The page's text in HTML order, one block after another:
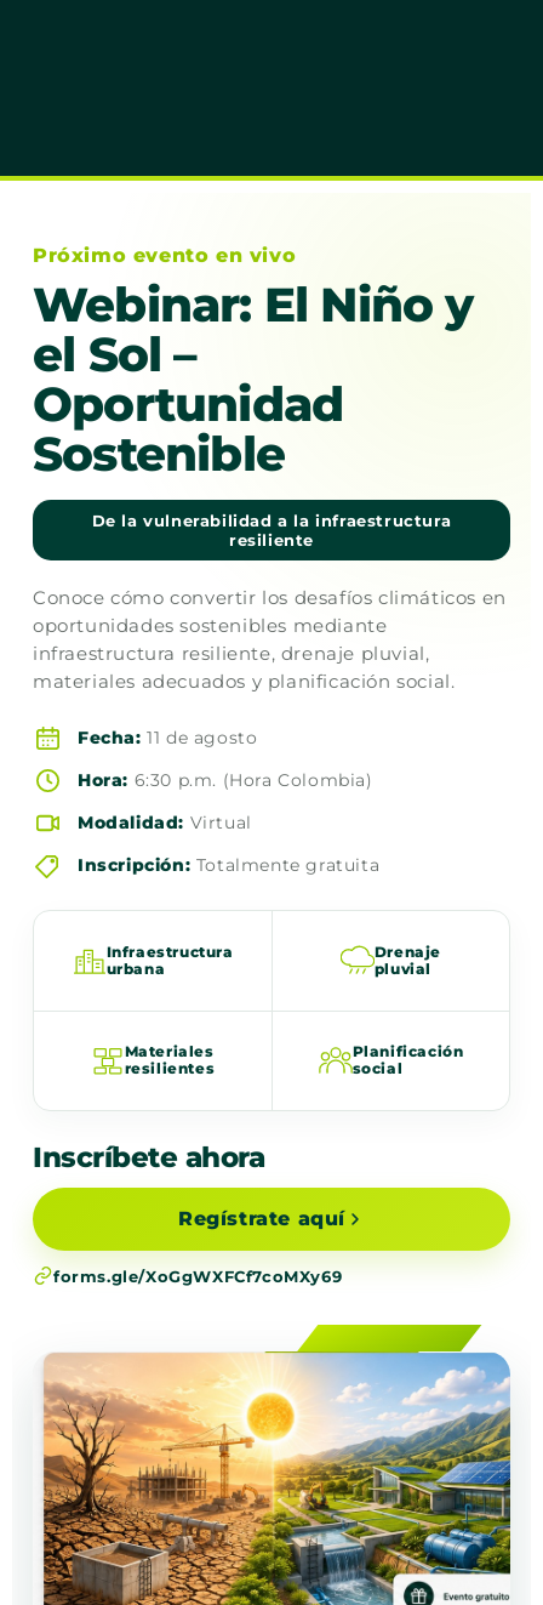
Próximo evento en vivo
Webinar: El Niño y
el Sol –
Oportunidad
Sostenible
De la vulnerabilidad a la infraestructura
resiliente
Conoce cómo convertir los desafíos climáticos en
oportunidades sostenibles mediante
infraestructura resiliente, drenaje pluvial,
materiales adecuados y planificación social.
Fecha: 11 de agosto
Hora: 6:30 p.m. (Hora Colombia)
Modalidad: Virtual
Inscripción: Totalmente gratuita
Infraestructura
urbana
Drenaje
pluvial
Materiales
resilientes
Planificación
social
Inscríbete ahora
Regístrate aquí
forms.gle/XoGgWXFCf7coMXy69